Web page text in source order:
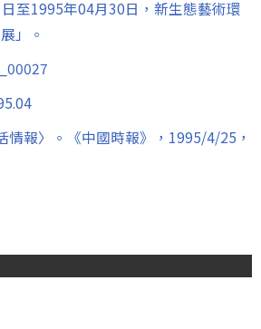
至1995年04月30日，新生態藝術環
」。
情報〉。《中國時報》，1995/4/25，